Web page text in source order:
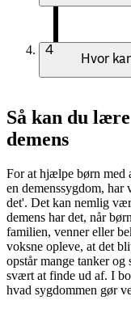
4
Hvor
Så kan du
demens
For at hjælpe børn med
en demenssygdom,
det'. Det kan nemlig
demens har det, når
familien, venner eller
voksne opleve, at det
opstår mange tanker
svært at finde ud af. I
hvad sygdommen gør